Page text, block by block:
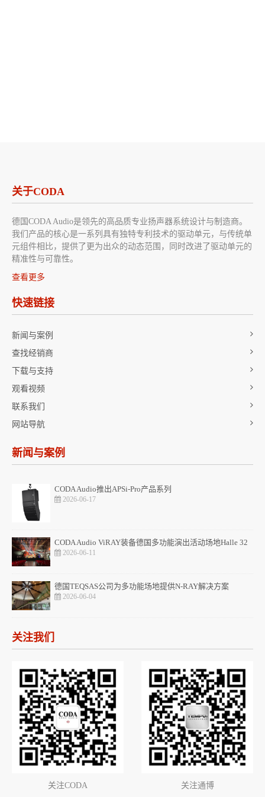
关于CODA
德国CODA Audio是领先的高品质专业扬声器系统设计与制造商。
我们产品的核心是一系列具有独特专利技术的驱动单元，与传统单
元组件相比，提供了更为出众的动态范围，同时改进了驱动单元的
精准性与可靠性。
查看更多
快速链接
新闻与案例
查找经销商
下载与支持
观看视频
联系我们
网站导航
新闻与案例
CODA Audio推出APSi-Pro产品系列
2026-06-17
CODA Audio ViRAY装备德国多功能演出活动场地Halle 32
2026-06-11
德国TEQSAS公司为多功能场地提供N-RAY解决方案
2026-06-04
关注我们
关注CODA 关注通博